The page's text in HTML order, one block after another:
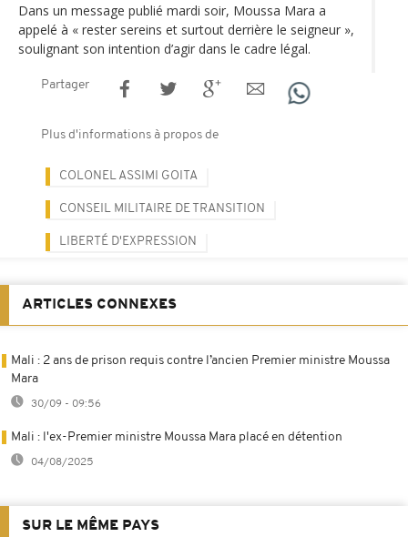
Dans un message publié mardi soir, Moussa Mara a
appelé à « rester sereins et surtout derrière le seigneur »,
soulignant son intention d’agir dans le cadre légal.
Partager
Plus d'informations à propos de
COLONEL ASSIMI GOITA
CONSEIL MILITAIRE DE TRANSITION
LIBERTÉ D'EXPRESSION
ARTICLES CONNEXES
Mali : 2 ans de prison requis contre l’ancien Premier ministre Moussa
Mara
30/09 - 09:56
Mali : l'ex-Premier ministre Moussa Mara placé en détention
04/08/2025
SUR LE MÊME PAYS